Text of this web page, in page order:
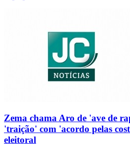
Zema chama Aro de 'ave de
'traição' com 'acordo pelas
eleitoral